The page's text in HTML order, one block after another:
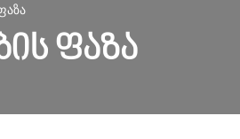
ᲤᲐᲖᲐ